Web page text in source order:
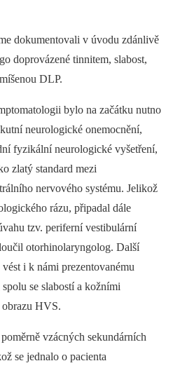
dokumentovali v úvodu zdánlivě
doprovázené tinnitem, slabost,
DLP.
bylo na začátku nutno
neurologické onemocnění,
fyzikální neurologické vyšetření,
zlatý standard mezi
nervového systému. Jelikož
rázu, připadal dále
tzv. periferní vestibulární
otorhinolaryn­golog. Další
i k námi prezentovanému
se slabostí a kožními
HVS.
vzácných sekundárních
se jednalo o pacienta